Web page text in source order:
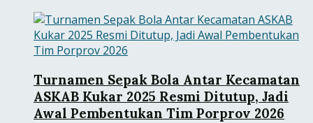
Turnamen Sepak Bola Antar Kecamatan
ASKAB Kukar 2025 Resmi Ditutup, Jadi
Awal Pembentukan Tim Porprov 2026